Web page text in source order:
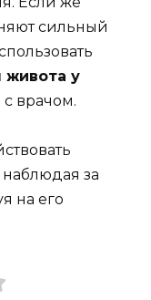
сильный
живота у
с врачом.
за
на его